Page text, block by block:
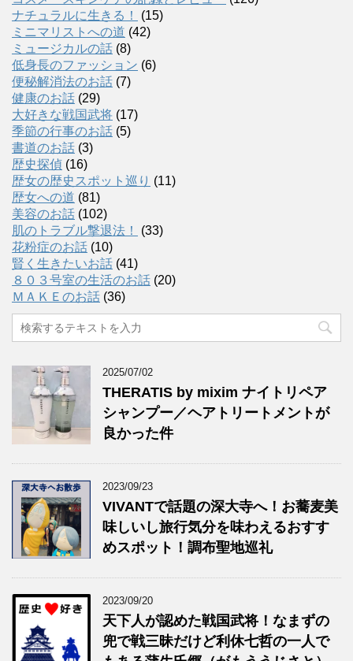
ナチュラルに生きる！
(15)
ミニマリストへの道 (42)
ミュージカルの話 (8)
低身長のファッション (6)
便秘解消法のお話 (7)
健康のお話 (29)
大好きな戦国武将 (17)
季節の行事のお話 (5)
書道のお話 (3)
歴史探偵 (16)
歴女の歴史スポット巡り (11)
歴女への道 (81)
美容のお話 (102)
肌のトラブル撃退法！
(33)
花粉症のお話 (10)
賢く生きたいお話 (41)
８０３号室の生活のお話 (20)
ＭＡＫＥのお話 (36)
2025/07/02
THERATIS by mixim ナイトリペア
シャンプー／ヘアトリートメントが
良かった件
2023/09/23
VIVANTで話題の深大寺へ！お蕎麦美
味しいし旅行気分を味わえるおすす
めスポット！調布聖地巡礼
2023/09/20
天下人が認めた戦国武将！なまずの
兜で戦三昧だけど利休七哲の一人で